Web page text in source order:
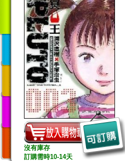
沒有庫存
訂購需時10-14天